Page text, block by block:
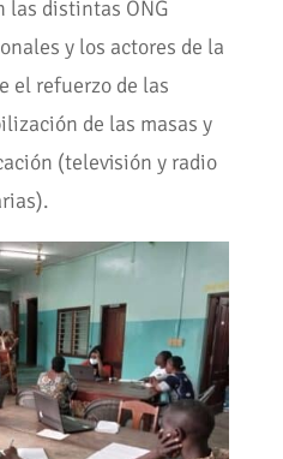
las distintas ONG
y los actores de la
el refuerzo de las
de las masas y
(televisión y radio